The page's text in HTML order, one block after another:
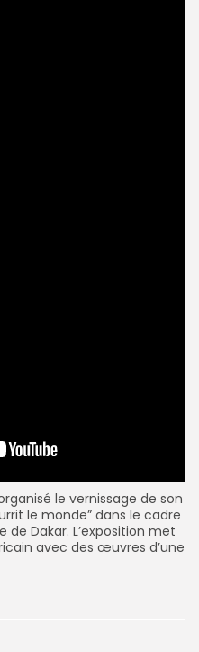
le vernissage de son
le monde” dans le cadre
Dakar. L’exposition met
avec des œuvres d’une